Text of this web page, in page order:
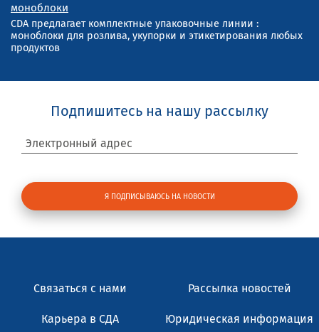
моноблоки
CDA предлагает комплектные упаковочные линии :
моноблоки для розлива, укупорки и этикетирования любых
продуктов
Подпишитесь на нашу рассылку
Электронный адрес
Связаться с нами Рассылка новостей
Карьера в СДА Юридическая информация